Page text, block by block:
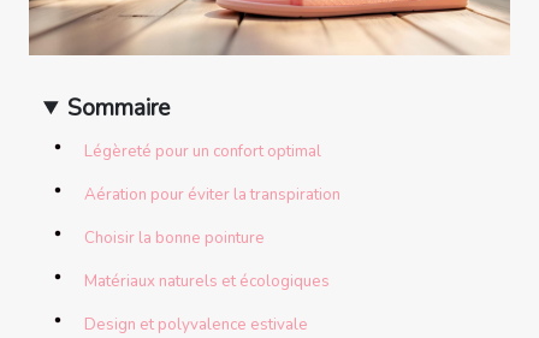
Sommaire
Légèreté pour un confort optimal
Aération pour éviter la transpiration
Choisir la bonne pointure
Matériaux naturels et écologiques
Design et polyvalence estivale